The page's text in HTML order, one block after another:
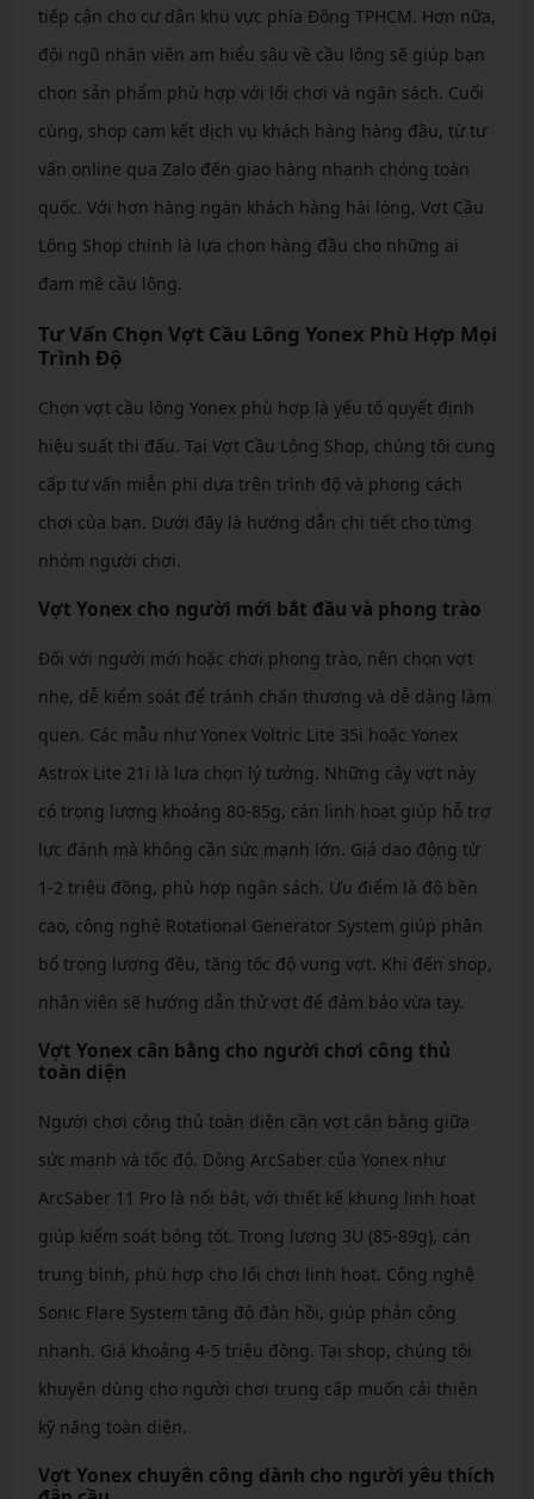
tiếp cận cho cư dân khu vực phía Đông TPHCM. Hơn nữa,
đội ngũ nhân viên am hiểu sâu về cầu lông sẽ giúp bạn
chọn sản phẩm phù hợp với lối chơi và ngân sách. Cuối
cùng, shop cam kết dịch vụ khách hàng hàng đầu, từ tư
vấn online qua Zalo đến giao hàng nhanh chóng toàn
quốc. Với hơn hàng ngàn khách hàng hài lòng, Vợt Cầu
Lông Shop chính là lựa chọn hàng đầu cho những ai
đam mê cầu lông.
Tư Vấn Chọn Vợt Cầu Lông Yonex Phù Hợp Mọi
Trình Độ
Chọn vợt cầu lông Yonex phù hợp là yếu tố quyết định
hiệu suất thi đấu. Tại Vợt Cầu Lông Shop, chúng tôi cung
cấp tư vấn miễn phí dựa trên trình độ và phong cách
chơi của bạn. Dưới đây là hướng dẫn chi tiết cho từng
nhóm người chơi.
Vợt Yonex cho người mới bắt đầu và phong trào
Đối với người mới hoặc chơi phong trào, nên chọn vợt
nhẹ, dễ kiểm soát để tránh chấn thương và dễ dàng làm
quen. Các mẫu như Yonex Voltric Lite 35i hoặc Yonex
Astrox Lite 21i là lựa chọn lý tưởng. Những cây vợt này
có trọng lượng khoảng 80-85g, cán linh hoạt giúp hỗ trợ
lực đánh mà không cần sức mạnh lớn. Giá dao động từ
1-2 triệu đồng, phù hợp ngân sách. Ưu điểm là độ bền
cao, công nghệ Rotational Generator System giúp phân
bổ trọng lượng đều, tăng tốc độ vung vợt. Khi đến shop,
nhân viên sẽ hướng dẫn thử vợt để đảm bảo vừa tay.
Vợt Yonex cân bằng cho người chơi công thủ
toàn diện
Người chơi công thủ toàn diện cần vợt cân bằng giữa
sức mạnh và tốc độ. Dòng ArcSaber của Yonex như
ArcSaber 11 Pro là nổi bật, với thiết kế khung linh hoạt
giúp kiểm soát bóng tốt. Trọng lượng 3U (85-89g), cán
trung bình, phù hợp cho lối chơi linh hoạt. Công nghệ
Sonic Flare System tăng độ đàn hồi, giúp phản công
nhanh. Giá khoảng 4-5 triệu đồng. Tại shop, chúng tôi
khuyên dùng cho người chơi trung cấp muốn cải thiện
kỹ năng toàn diện.
Vợt Yonex chuyên công dành cho người yêu thích